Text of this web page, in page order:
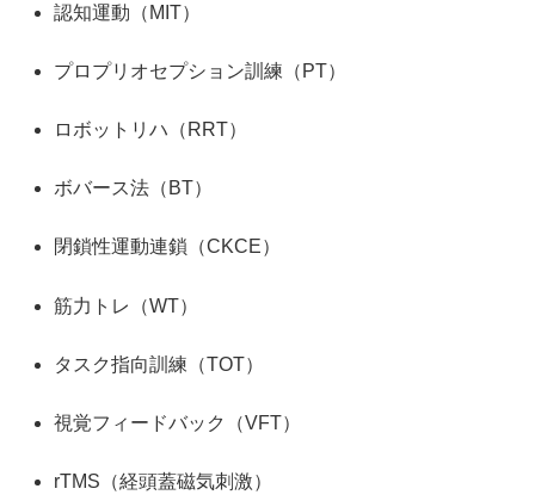
認知運動（MIT）
プロプリオセプション訓練（PT）
ロボットリハ（RRT）
ボバース法（BT）
閉鎖性運動連鎖（CKCE）
筋力トレ（WT）
タスク指向訓練（TOT）
視覚フィードバック（VFT）
rTMS（経頭蓋磁気刺激）